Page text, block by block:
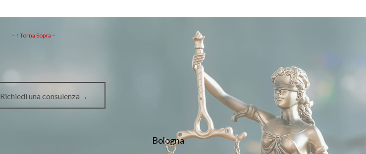
– ↑ Torna Sopra –
Richiedi una consulenza→
Bologna